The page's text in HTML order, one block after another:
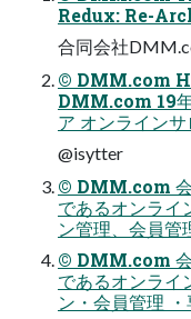
Redux: Re-
合同会社
© DMM.com
DMM.com 19
ア オンライン
@isytter
© DMM.com 会
であるオンライ
ン管理、会員管
© DMM.com 会
であるオンライ
ン・会員管理